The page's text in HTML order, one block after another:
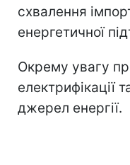
схвалення
енергетичної
Окрему увагу
електрифікації
джерел енергії.